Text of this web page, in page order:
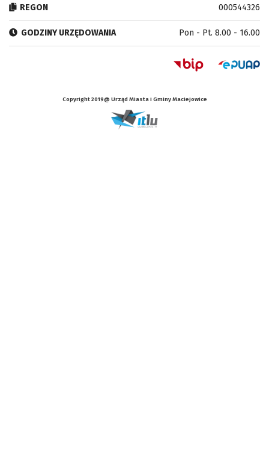
REGON 000544326
GODZINY URZĘDOWANIA Pon - Pt. 8.00 - 16.00
Copyright 2019@ Urząd Miasta i Gminy Maciejowice